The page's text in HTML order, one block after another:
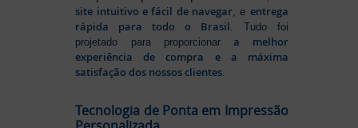
site intuitivo e fácil de navegar , e entrega
rápida para todo o Brasil . Tudo foi
projetado para proporcionara melhor
experiência de compra e a máxima
satisfação dos nossos clientes
Tecnologia de Ponta em Impressão